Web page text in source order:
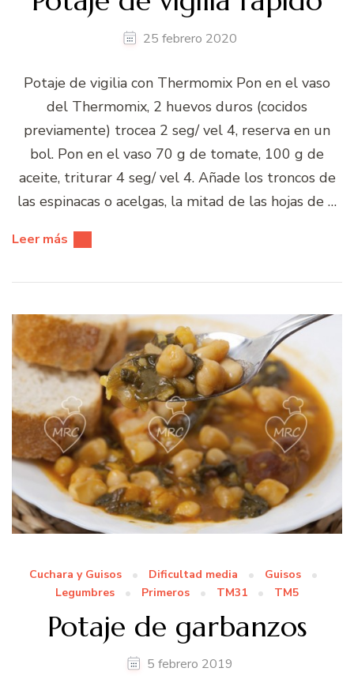
25 febrero 2020
Potaje de vigilia con Thermomix Pon en el vaso
del Thermomix, 2 huevos duros (cocidos
previamente) trocea 2 seg/ vel 4, reserva en un
bol. Pon en el vaso 70 g de tomate, 100 g de
aceite, triturar 4 seg/ vel 4. Añade los troncos de
las espinacas o acelgas, la mitad de las hojas de …
Leer más
Cuchara y Guisos Dificultad media
Guisos
Legumbres
Primeros TM31 TM5
Potaje de garbanzos
5 febrero 2019